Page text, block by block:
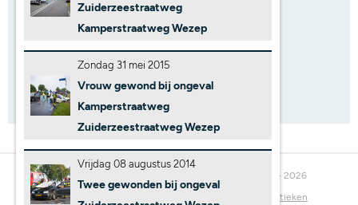
Zuiderzeestraatweg
Kamperstraatweg Wezep
Zondag 31 mei 2015
Vrouw gewond bij ongeval
Kamperstraatweg
Zuiderzeestraatweg Wezep
Vrijdag 08 augustus 2014
Twee gewonden bij ongeval
© Stefan Verkerk Fotografie en Webdesign 2008 - 2026
Nu online:
Bekijk statistieken